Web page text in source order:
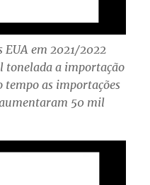
EUA em 2021/2022
a importação
tempo as importações
50 mil